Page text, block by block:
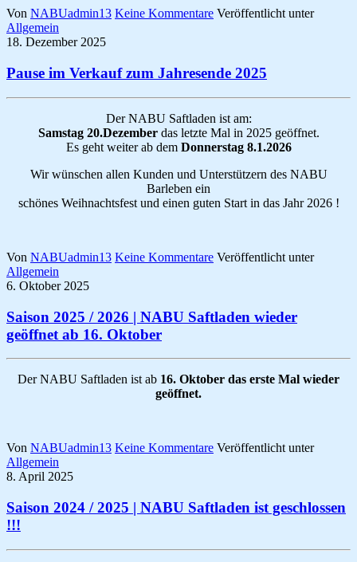
Von NABUadmin13 Keine Kommentare Veröffentlicht unter
Allgemein
18. Dezember 2025
Pause im Verkauf zum Jahresende 2025
Der NABU Saftladen ist am:
Samstag 20.Dezember das letzte Mal in 2025 geöffnet.
Es geht weiter ab dem Donnerstag 8.1.2026
Wir wünschen allen Kunden und Unterstützern des NABU
Barleben ein
schönes Weihnachtsfest und einen guten Start in das Jahr 2026 !
Von NABUadmin13 Keine Kommentare Veröffentlicht unter
Allgemein
6. Oktober 2025
Saison 2025 / 2026 | NABU Saftladen wieder
geöffnet ab 16. Oktober
Der NABU Saftladen ist ab 16. Oktober das erste Mal wieder
geöffnet.
Von NABUadmin13 Keine Kommentare Veröffentlicht unter
Allgemein
8. April 2025
Saison 2024 / 2025 | NABU Saftladen ist geschlossen
!!!